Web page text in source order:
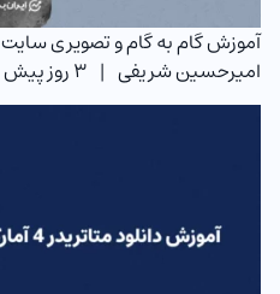
آموزش گام به گام و تصویری سایت Exocharts
امیرحسین شریفی | 3 روز پیش